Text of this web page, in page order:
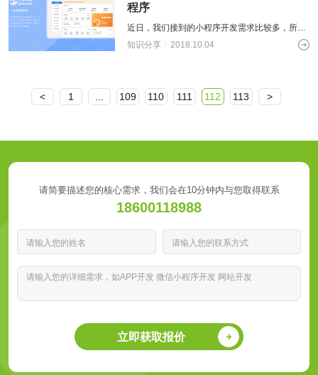
程序
近日，我们接到的小程序开发需求比较多，所以
就一起来说说小程序。小程序通过与APP、网
知识分享 2018.10.04
< 1 109 110 111 112 113 >
请简要描述您的核心需求，我们会在10分钟内与您取得联系
18600118988
立即获取报价